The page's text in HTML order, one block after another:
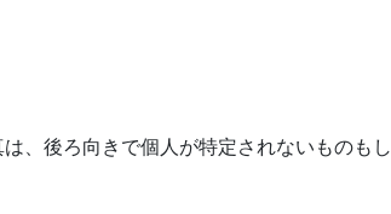
、後ろ向きで個人が特定されないものも